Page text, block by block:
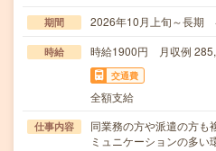
期間 2026年10月上旬～長期
時給 時給1900円 月収例
交通費
全額支給
仕事内容
同業務の方や派遣の方も
ミュニケーションの多